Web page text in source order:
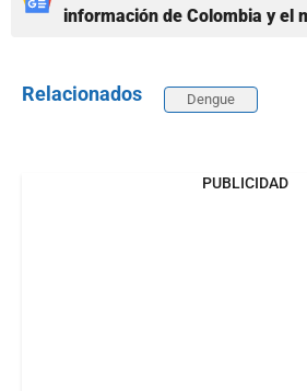
información de Colombia y el
Relacionados Dengue
PUBLICIDAD